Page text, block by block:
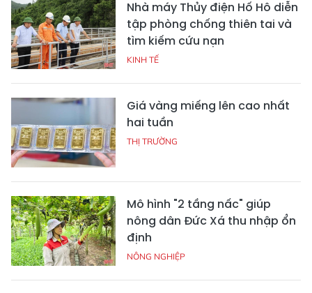
Nhà máy Thủy điện Hố Hô diễn
tập phòng chống thiên tai và
tìm kiếm cứu nạn
KINH TẾ
Giá vàng miếng lên cao nhất
hai tuần
THỊ TRƯỜNG
Mô hình "2 tầng nấc" giúp
nông dân Đức Xá thu nhập ổn
định
NÔNG NGHIỆP